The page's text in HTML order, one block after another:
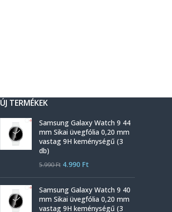
ÚJ TERMÉKEK
Samsung Galaxy Watch 9 44
mm Sikai üvegfólia 0,20 mm
vastag 9H keménységű (3
db)
5.990Ft 4.990 Ft
Samsung Galaxy Watch 9 40
mm Sikai üvegfólia 0,20 mm
vastag 9H keménységű (3